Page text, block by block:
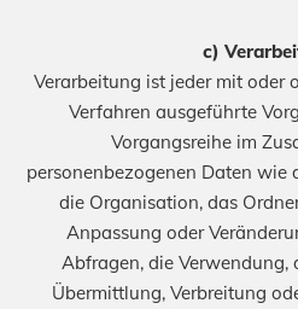
c)
Verarbeitung ist jeder mit oder
Verfahren ausgeführte
Vorgangsreihe im
personenbezogenen Daten wie
die Organisation, das
Anpassung oder
Abfragen, die Verwendung,
Übermittlung, Verbreitung